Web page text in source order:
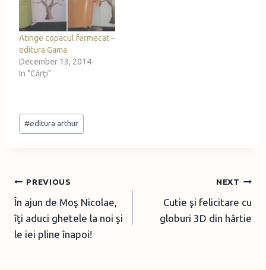
Atinge copacul fermecat –
editura Gama
December 13, 2014
In "Cărţi"
Post
Tags:
#editura arthur
Post
navigation
PREVIOUS
În ajun de Moş Nicolae,
îţi aduci ghetele la noi şi
le iei pline înapoi!
NEXT
Cutie şi felicitare cu
globuri 3D din hârtie